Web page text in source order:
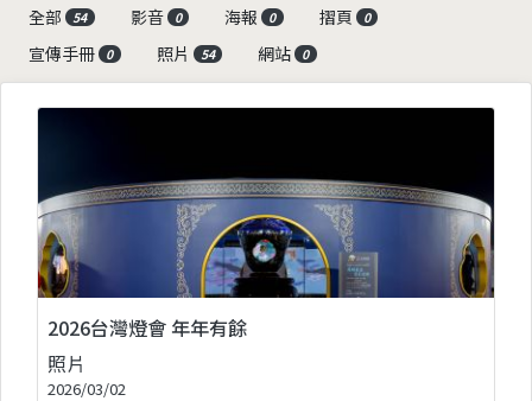
全部
54 影音 0 海報 0 摺頁 0
宣傳手冊 0 照片 54 網站 0
2026台灣燈會 年年有餘
照片
2026/03/02